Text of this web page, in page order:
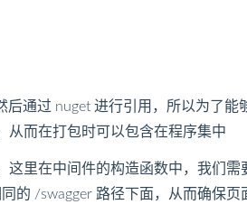
通过 nuget 进行引用，所以为了能
从而在打包时可以包含在程序集中
里在中间件的构造函数中，我们需
的 /swagger 路径下面，从而确保页